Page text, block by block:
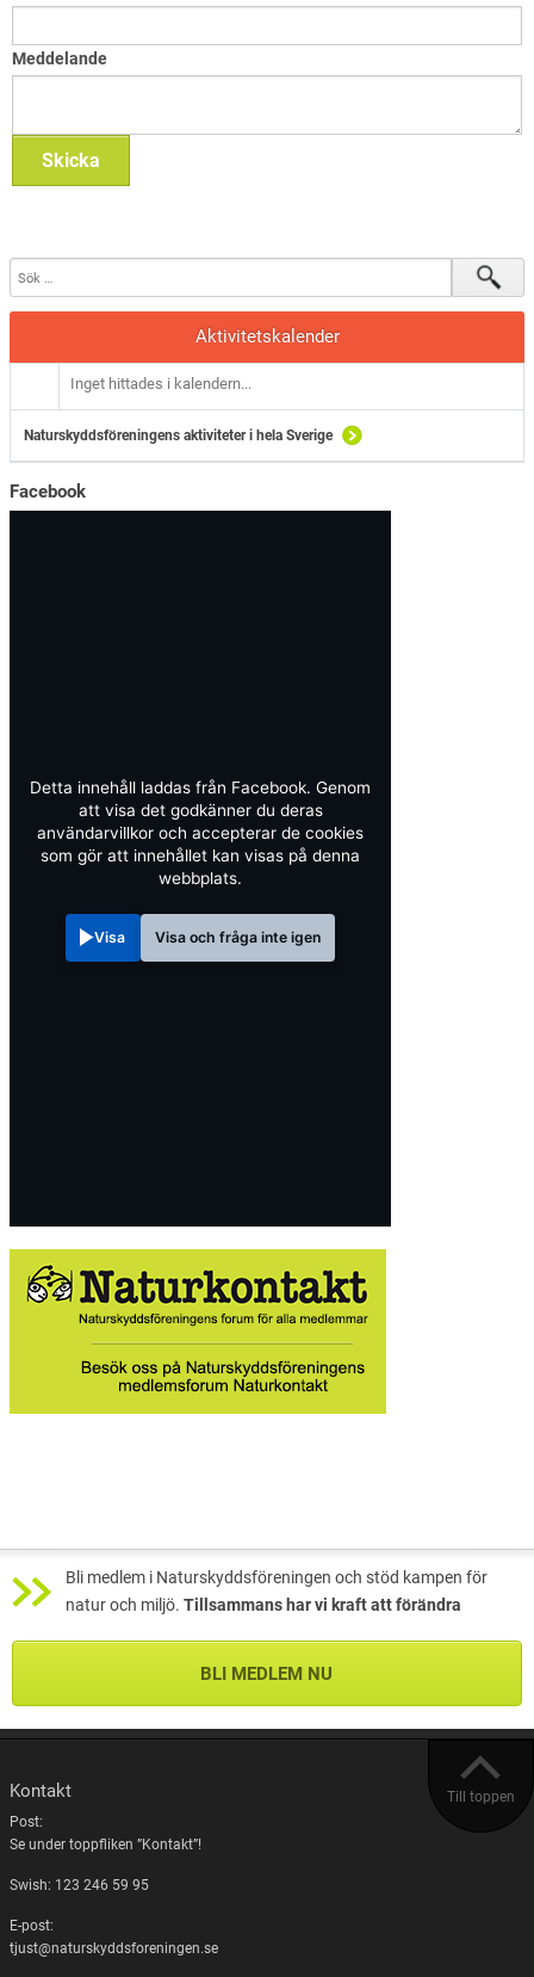
Meddelande
Skicka
Aktivitetskalender
Inget hittades i kalendern...
Naturskyddsföreningens aktiviteter i hela Sverige
Facebook
Detta innehåll laddas från Facebook. Genom
att visa det godkänner du deras
användarvillkor och accepterar de cookies
som gör att innehållet kan visas på denna
webbplats.
Visa Visa och fråga inte igen
Bli medlem i Naturskyddsföreningen och stöd kampen för
natur och miljö. Tillsammans har vi kraft att förändra
BLI MEDLEM NU
Till toppen
Kontakt
Post:
Se under toppfliken ”Kontakt”!
Swish: 123 246 59 95
E-post:
tjust@naturskyddsforeningen.se